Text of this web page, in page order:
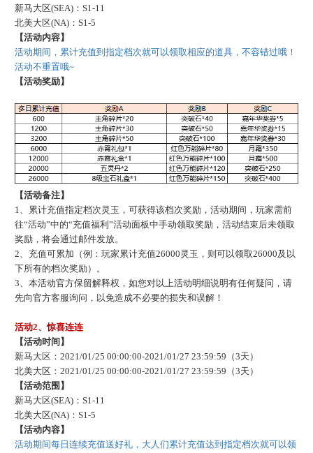
新马大区(SEA)：S1-11
北美大区(NA)：S1-5
【活动内容】
活动期间，累计充值到指定档次就可以领取相应的道具，不容错过哦！
活动不重置哦~
【活动奖励】
【活动备注】
1、累计充值指定档次灵玉，可获得该档次奖励，活动期间，玩家需前
往“活动”中的“充值福利”活动面板中手动领取奖励，活动结束后未领取
奖励，将会通过邮件发放。
2、充值可累加（例：玩家累计充值26000灵玉，则可以领取26000及以
下所有的档次奖励）。
3、本活动官方保留解释权，如您对以上活动明细说明有任何疑问，请
先向官方客服询问，以免造成不必要的损失和误解！
活动2、惊喜连连
【活动时间】
新马大区： 2021/01/25 00:00:00-2021/01/27 23:59:59（3天）
北美大区： 2021/01/25 00:00:00-2021/01/27 23:59:59（3天）
【活动范围】
新马大区(SEA)：S1-11
北美大区(NA)：S1-5
【活动内容】
活动期间每日连续充值送好礼，大人们累计充值达到指定档次就可以领